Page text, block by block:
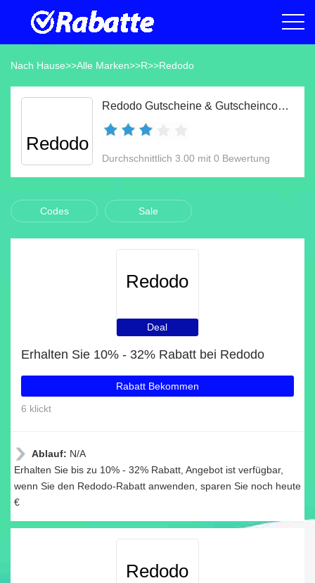
Nach Hause>>Alle Marken>>R>>Redodo
Redodo
Redodo Gutscheine & Gutscheincodes Aug 2026
Durchschnittlich 3.00 mit 0 Bewertung
Codes Sale
Redodo
Deal
Erhalten Sie 10% - 32% Rabatt bei Redodo
Rabatt Bekommen
6 klickt
Ablauf: N/A
Erhalten Sie bis zu 10% - 32% Rabatt, Angebot ist verfügbar,
wenn Sie den Redodo-Rabatt anwenden, sparen Sie noch heute
€
Redodo